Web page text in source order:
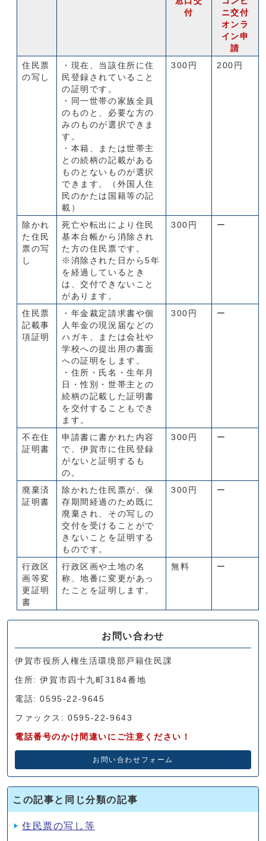
付
ニ交付
オンラ
イン申
請
住民票
の写し
・現在、当該住所に住
民登録されていること
の証明です。
・同一世帯の家族全員
のものと、必要な方の
みのものが選択できま
す。
・本籍、または世帯主
との続柄の記載がある
ものとないものが選択
できます。（外国人住
民のかたは国籍等の記
載）
300円 200円
除かれ
た住民
票の写
し
死亡や転出により住民
基本台帳から消除され
た方の住民票です。
※消除された日から5年
を経過しているとき
は、交付できないこと
があります。
300円 ー
住民票
記載事
項証明
・年金裁定請求書や個
人年金の現況届などの
ハガキ、または会社や
学校への提出用の書面
への証明をします。
・住所・氏名・生年月
日・性別・世帯主との
続柄の記載した証明書
を交付することもでき
ます。
300円 ー
不在住
証明書
申請書に書かれた内容
で、伊賀市に住民登録
がないと証明するも
の。
300円 ー
廃棄済
証明書
除かれた住民票が、保
存期間経過のため既に
廃棄され、その写しの
交付を受けることがで
きないことを証明する
ものです。
300円 ー
行政区
画等変
更証明
書
行政区画や土地の名
称、地番に変更があっ
たことを証明します。
無料 ー
お問い合わせ
伊賀市役所人権生活環境部戸籍住民課
住所: 伊賀市四十九町3184番地
電話: 0595-22-9645
ファックス: 0595-22-9643
電話番号のかけ間違いにご注意ください！
お問い合わせフォーム
この記事と同じ分類の記事
住民票の写し等